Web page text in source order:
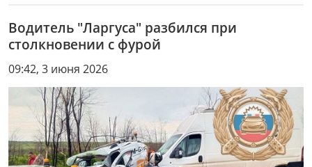
Водитель "Ларгуса" разбился при
столкновении с фурой
09:42, 3 июня 2026